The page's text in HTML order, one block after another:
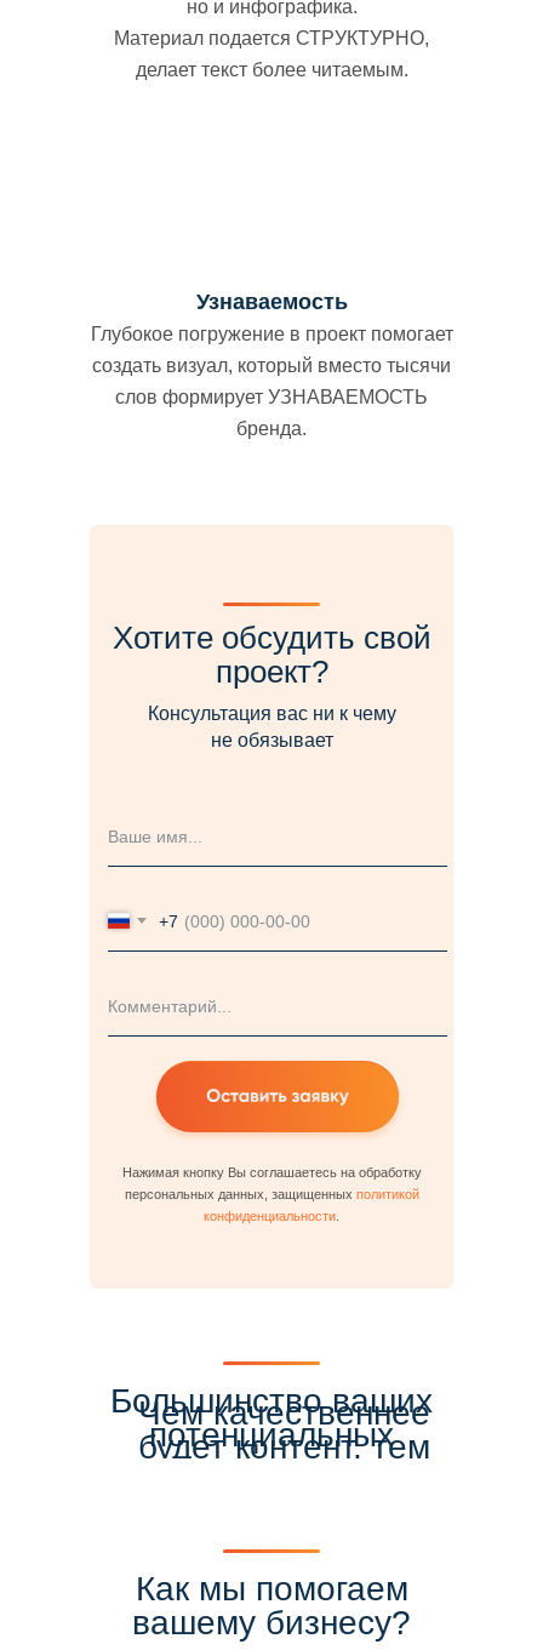
но и инфографика.
Материал подается СТРУКТУРНО,
делает текст более читаемым.
Узнаваемость
Глубокое погружение в проект помогает
создать визуал, который вместо тысячи
слов формирует УЗНАВАЕМОСТЬ
бренда.
Хотите обсудить свой
проект?
Консультация вас ни к чему
не обязывает
+7
Нажимая кнопку Вы соглашаетесь на обработку
персональных данных, защищенных политикой
конфиденциальности
Большинство ваших
потенциальных
клиентов приходят в
визуального контента
- красивых и ярких
фотографий,
Чем качественнее
будет контент, тем
пользователей.
Как мы помогаем
вашему бизнесу?